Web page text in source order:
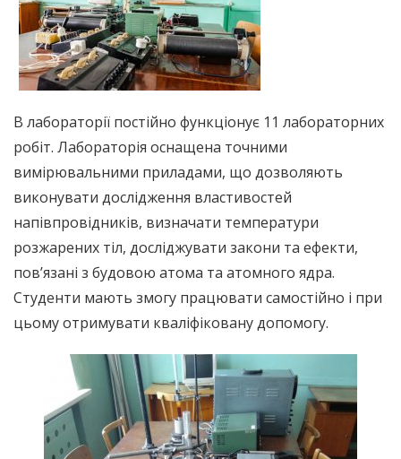
В лабораторії постійно функціонує 11 лабораторних
робіт. Лабораторія оснащена точними
вимірювальними приладами, що дозволяють
виконувати дослідження властивостей
напівпровідників, визначати температури
розжарених тіл, досліджувати закони та ефекти,
пов’язані з будовою атома та атомного ядра.
Студенти мають змогу працювати самостійно і при
цьому отримувати кваліфіковану допомогу.